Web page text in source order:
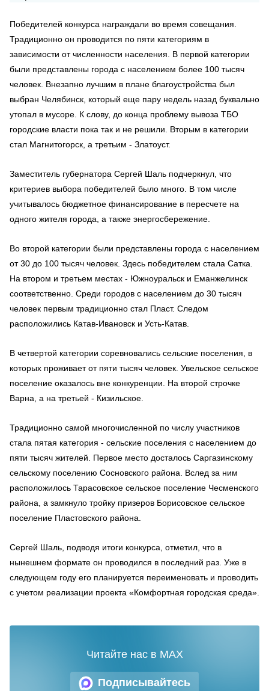
Победителей конкурса награждали во время совещания.
Традиционно он проводится по пяти категориям в
зависимости от численности населения. В первой категории
были представлены города с населением более 100 тысяч
человек. Внезапно лучшим в плане благоустройства был
выбран Челябинск, который еще пару недель назад буквально
утопал в мусоре. К слову, до конца проблему вывоза ТБО
городские власти пока так и не решили. Вторым в категории
стал Магнитогорск, а третьим - Златоуст.
Заместитель губернатора Сергей Шаль подчеркнул, что
критериев выбора победителей было много. В том числе
учитывалось бюджетное финансирование в пересчете на
одного жителя города, а также энергосбережение.
Во второй категории были представлены города с населением
от 30 до 100 тысяч человек. Здесь победителем стала Сатка.
На втором и третьем местах - Южноуральск и Еманжелинск
соответственно. Среди городов с населением до 30 тысяч
человек первым традиционно стал Пласт. Следом
расположились Катав-Ивановск и Усть-Катав.
В четвертой категории соревновались сельские поселения, в
которых проживает от пяти тысяч человек. Увельское сельское
поселение оказалось вне конкуренции. На второй строчке
Варна, а на третьей - Кизильское.
Традиционно самой многочисленной по числу участников
стала пятая категория - сельские поселения с населением до
пяти тысяч жителей. Первое место досталось Саргазинскому
сельскому поселению Сосновского района. Вслед за ним
расположилось Тарасовское сельское поселение Чесменского
района, а замкнуло тройку призеров Борисовское сельское
поселение Пластовского района.
Сергей Шаль, подводя итоги конкурса, отметил, что в
нынешнем формате он проводился в последний раз. Уже в
следующем году его планируется переименовать и проводить
с учетом реализации проекта «Комфортная городская среда».
Подписывайтесь
Читайте нас в MAX